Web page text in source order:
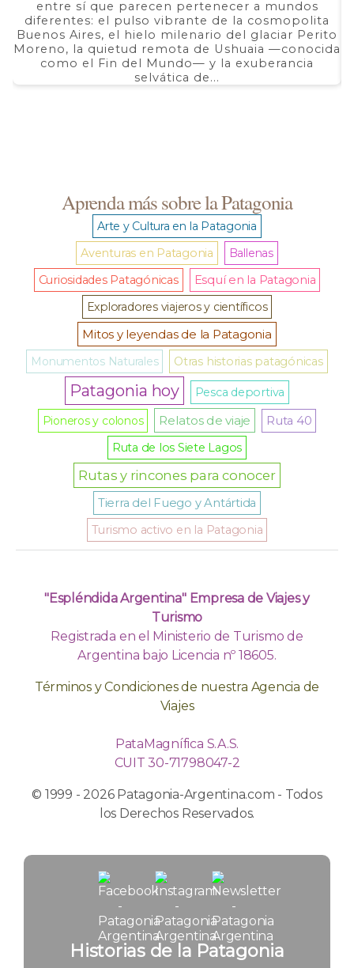
desde
$ 2.690,00
hasta
$ 5.350,00
entre sí que parecen pertenecer a mundos
diferentes: el pulso vibrante de la cosmopolita
Buenos Aires, el hielo milenario del glaciar Perito
Moreno, la quietud remota de Ushuaia —conocida
como el Fin del Mundo— y la exuberancia
selvática de...
Aprenda más sobre la Patagonia
Arte y Cultura en la Patagonia
Aventuras en Patagonia
Ballenas
Curiosidades Patagónicas
Esquí en la Patagonia
Exploradores viajeros y científicos
Mitos y leyendas de la Patagonia
Monumentos Naturales Otras historias patagónicas
Patagonia hoy
Pesca deportiva
Pioneros y colonos
Relatos de viaje
Ruta 40
Ruta de los Siete Lagos
Rutas y rincones para conocer
Tierra del Fuego y Antártida
Turismo activo en la Patagonia
"Espléndida Argentina" Empresa de Viajes y
Turismo
Registrada en el Ministerio de Turismo de
Argentina bajo Licencia nº 18605.
Términos y Condiciones de nuestra Agencia de
Viajes
PataMagnífica S.A.S.
CUIT 30-71798047-2
© 1999 - 2026 Patagonia-Argentina.com - Todos
los Derechos Reservados.
Historias de la Patagonia